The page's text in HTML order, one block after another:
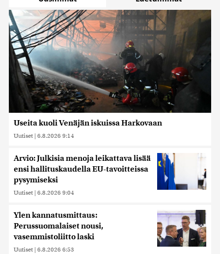
Useita kuoli Venäjän iskuissa Harkovaan
Uutiset | 6.8.2026 9:14
Arvio: Julkisia menoja leikattava lisää
ensi hallituskaudella EU-tavoitteissa
pysymiseksi
Uutiset | 6.8.2026 9:04
Ylen kannatusmittaus:
Perussuomalaiset nousi,
vasemmistoliitto laski
Uutiset | 6.8.2026 6:53